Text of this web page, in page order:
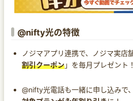
@nifty光の特徴
ノジマアプリ連携で、ノジマ実店
割引クーポン」を毎月プレゼント！
@nifty光電話も一緒に申し込みで